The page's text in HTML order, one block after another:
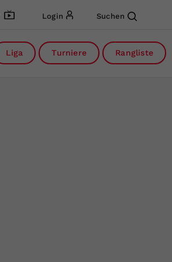
Login Suchen
Liga Turniere Rangliste